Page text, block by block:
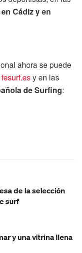
Cádiz y en
ahora se puede
fesurf.esy en las
de Surfing:
de la selección
surf
y una vitrina llena